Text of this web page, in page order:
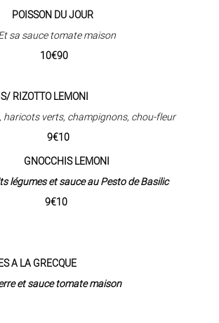
POISSON DU JOUR
sa sauce tomate maison
10€90
LEMONI
verts, champignons, chou-fleur
9€10
GNOCCHIS LEMONI
légumes et sauce au Pesto de Basilic
9€10
tomate maison